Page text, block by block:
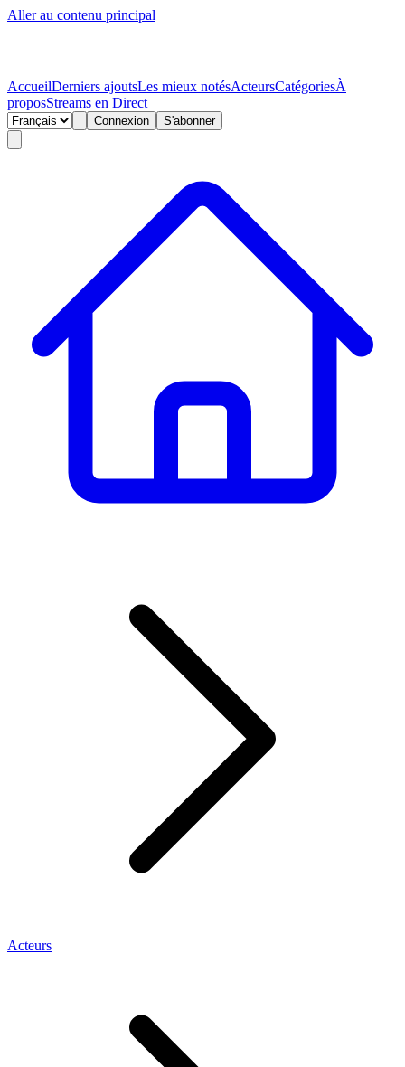
Aller au contenu principal
AccueilDerniers ajoutsLes mieux notésActeursCatégoriesÀ
proposStreams en Direct
Connexion S'abonner
Acteurs